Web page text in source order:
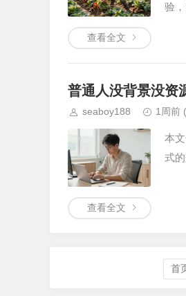
验
查看全文
普通人没背景没资
seaboy188 1周前
本
式
查看全文
首